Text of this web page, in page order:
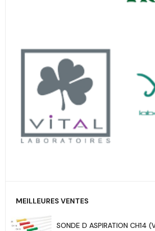
MEILLEURES VENTES
SONDE D ASPIRATION CH14